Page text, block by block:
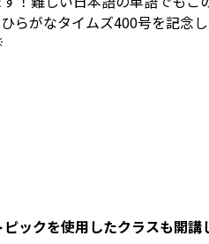
らがなタイムズ400号を記念
ックを使用したクラスも開講